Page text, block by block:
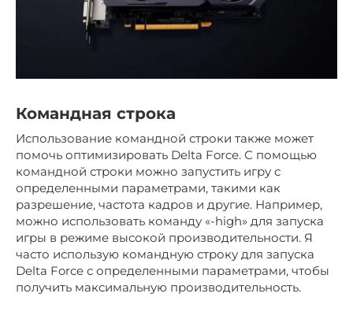
Командная строка
Использование командной строки также может
помочь оптимизировать Delta Force. С помощью
командной строки можно запустить игру с
определенными параметрами, такими как
разрешение, частота кадров и другие. Например,
можно использовать команду «-high» для запуска
игры в режиме высокой производительности. Я
часто использую командную строку для запуска
Delta Force с определенными параметрами, чтобы
получить максимальную производительность.